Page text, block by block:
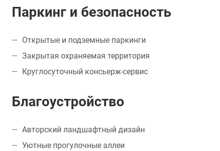
Паркинг и безопасность
Открытые и подземные паркинги
Закрытая охраняемая территория
Круглосуточный консьерж-сервис
Благоустройство
Авторский ландшафтный дизайн
Уютные прогулочные аллеи